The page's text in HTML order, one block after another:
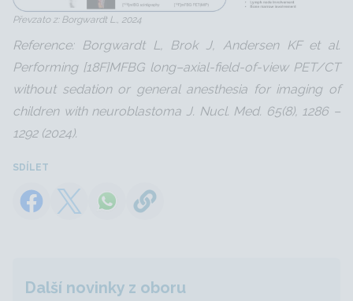
Převzato z: Borgwardt L., 2024
Reference: Borgwardt L, Brok J, Andersen KF et al.
Performing [18F]MFBG long–axial-field-of-view PET/CT
without sedation or general anesthesia for imaging of
children with neuroblastoma J. Nucl. Med. 65(8), 1286 –
1292 (2024).
SDÍLET
Další novinky z oboru